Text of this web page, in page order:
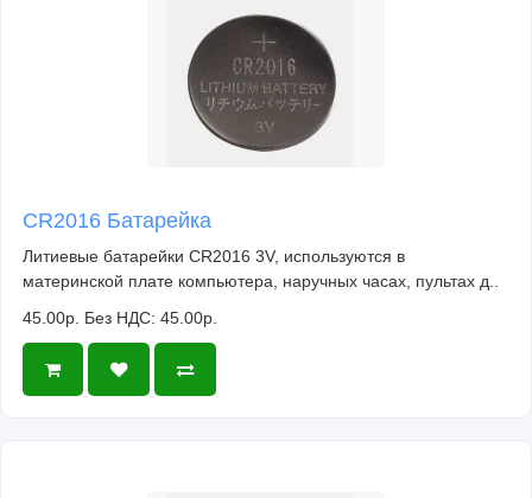
CR2016 Батарейка
Литиевые батарейки CR2016 3V, используются в
материнской плате компьютера, наручных часах, пультах д..
45.00р. Без НДС: 45.00р.